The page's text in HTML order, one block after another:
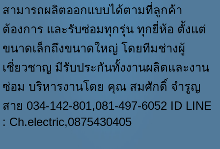
สามารถผลิตออกแบบได้ตามที่ลูกค้า
ต้องการ และรับซ่อมทุกรุ่น ทุกยี่ห้อ ตั้งแต่
ขนาดเล็กถึงขนาดใหญ่ โดยทีมช่างผู้
เชี่ยวชาญ มีรับประกันทั้งงานผลิตและงาน
ซ่อม บริหารงานโดย คุณ สมศักดิ์ จำรูญ
สาย 034-142-801,081-497-6052 ID LINE
: Ch.electric,0875430405